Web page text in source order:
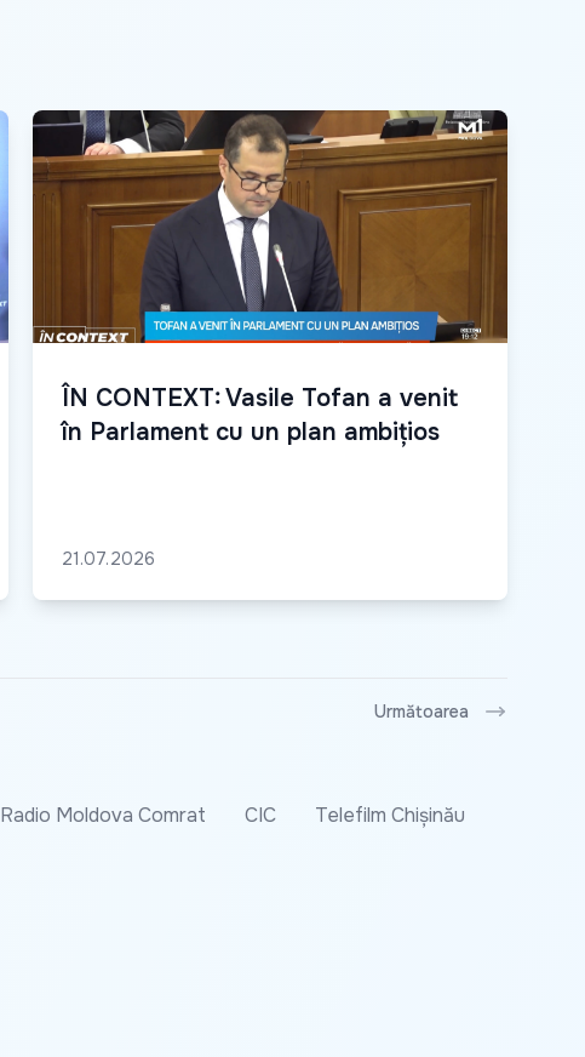
ÎN CONTEXT: Vasile Tofan a venit
în Parlament cu un plan ambițios
21.07.2026
Următoarea
Radio Moldova Comrat CIC
Telefilm Chișinău